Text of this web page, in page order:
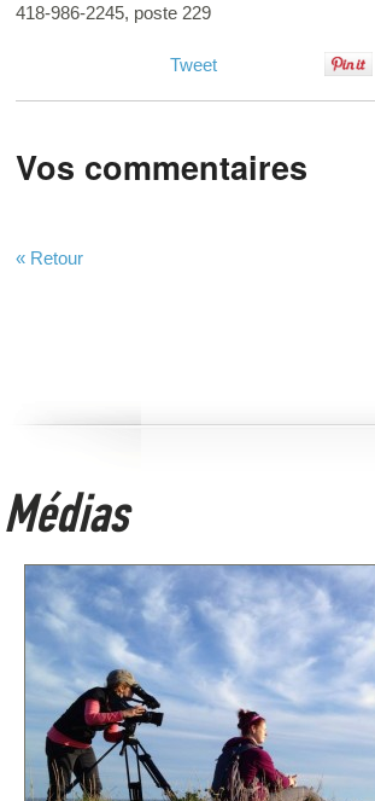
418-986-2245, poste 229
Tweet
Vos commentaires
« Retour
Médias